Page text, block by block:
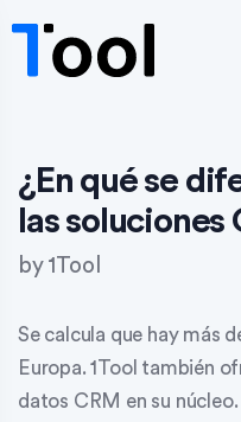
¿En qué se
las soluciones
by1Tool
Se calcula que hay más
Europa. 1Tool también
datos CRM en su